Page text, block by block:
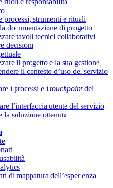
ruoli e responsabilità
processi, strumenti e rituali
documentazione di progetto
tavoli tecnici collaborativi
decisioni
il progetto e la sua gestione
il contesto d’uso del servizio
i processi e i touchpointdel
l’interfaccia utente del servizio
la soluzione ottenuta
di mappatura dell’esperienza